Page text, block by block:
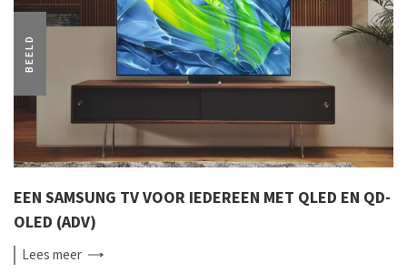
BEELD
EEN SAMSUNG TV VOOR IEDEREEN MET QLED EN QD-
OLED (ADV)
Leesmeer